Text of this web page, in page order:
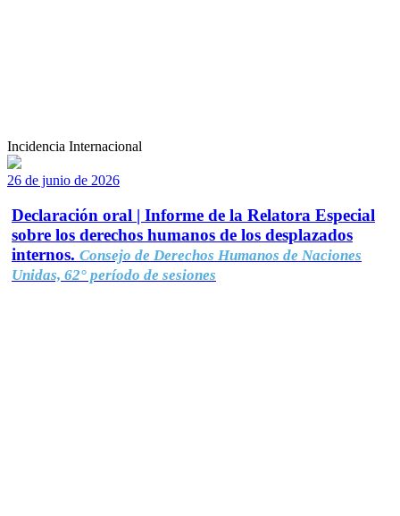
Incidencia Internacional
26 de junio de 2026
Declaración oral | Informe de la Relatora Especial
sobre los derechos humanos de los desplazados
internos. Consejo de Derechos Humanos de Naciones
Unidas, 62° período de sesiones